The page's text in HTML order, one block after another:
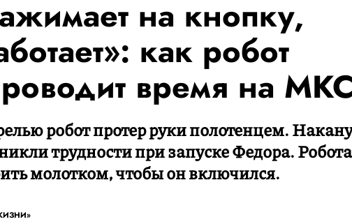
на кнопку,
как робот
время на МКС
робот протер руки полотенцем.
трудности при запуске Федора. Робота
молотком, чтобы он включился.